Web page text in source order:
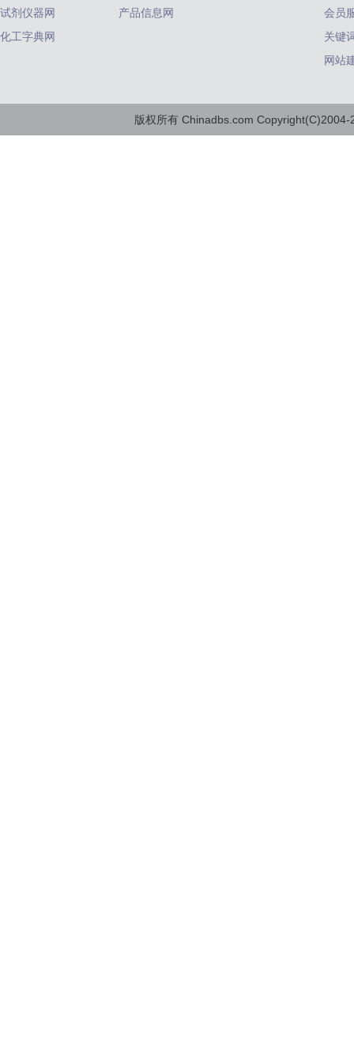
试剂仪器网
产品信息网
化工字典网
会员
关键
网站
版权所有 Chinadbs.com